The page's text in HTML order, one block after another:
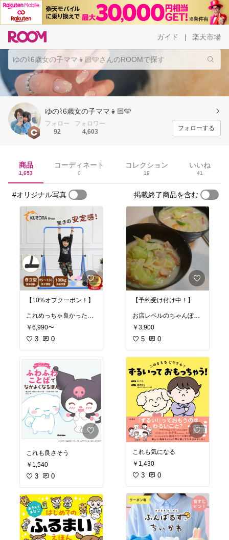
ガイド 楽天市場
ゆの⌇6歳女の子ママ👧🏻🩵
フォロー
92
フォロワー
4,603
フォローする
商品
1,653
コーディネート
0
コレクション
19
いいね
41
#オリジナル写真 掲載終了商品を含む
【10%オフクーポン！】
これめっちゃ良かった🥹
ずっと鉄棒で遊んでるw
もっと早く買えば良かっ
た！！！
￥6,990〜
3 0
これも良さそう
￥1,540
3 0
【予約受け付け中！】
お店レベルのちゃんぽん
🍜
しっかり美味しいし、解
凍とか不要で
野菜たっぷりやから罪悪
感ないし
外食するより安い🉐
この値段で買えるのは最
後らしいから
晩ごはん作るのめんどく
さいなーって日の救世主
にぜひ😭
￥3,900
5 0
これも気になる
￥1,430
3 0